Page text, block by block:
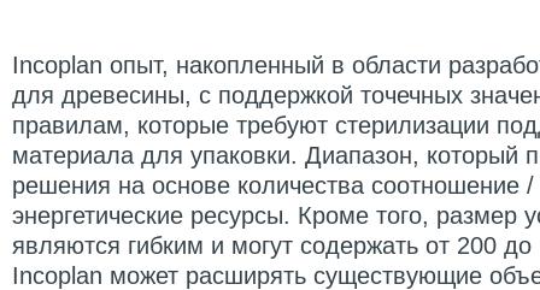
Incoplan опыт, накопленный в области
для древесины, с поддержкой точечных
правилам, которые требуют стерилизации
материала для упаковки. Диапазон, который
решения на основе количества соотношение
энергетические ресурсы. Кроме того, размер
являются гибким и могут содержать от 200
Incoplan может расширять существующие